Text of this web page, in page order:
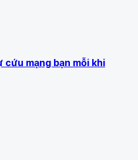
mạng bạn mỗi khi